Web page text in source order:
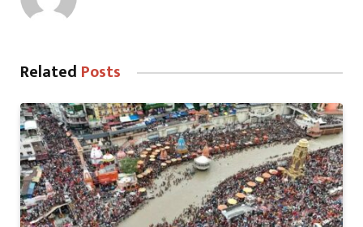
Related Posts